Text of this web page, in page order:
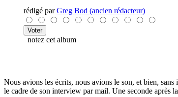
rédigé parGreg Bod (ancien rédacteur)
notez cet album
Nous avions les écrits, nous avions le son, et bien,
le cadre de son interview par mail. Une seconde après